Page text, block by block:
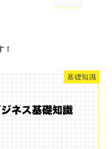
基礎知識